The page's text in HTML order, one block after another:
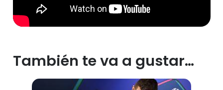
También te va a gustar…